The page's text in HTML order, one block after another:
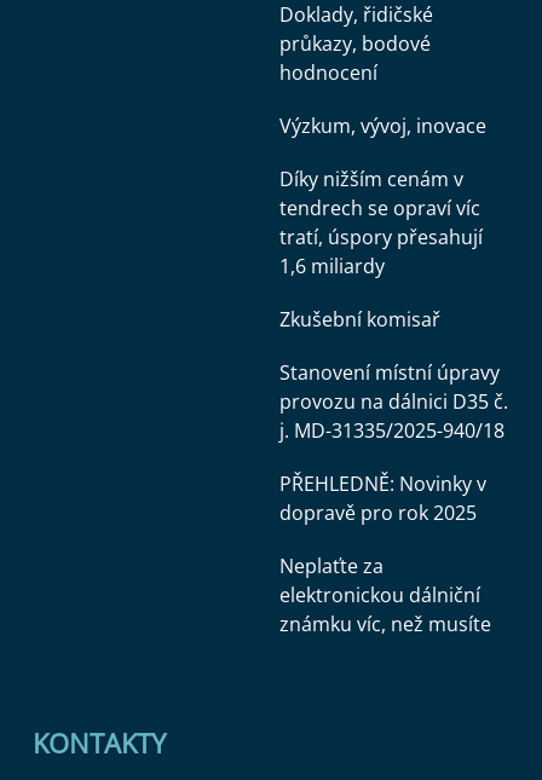
Doklady, řidičské
průkazy, bodové
hodnocení
Výzkum, vývoj, inovace
Díky nižším cenám v
tendrech se opraví víc
tratí, úspory přesahují
1,6 miliardy
Zkušební komisař
Stanovení místní úpravy
provozu na dálnici D35 č.
j. MD-31335/2025-940/18
PŘEHLEDNĚ: Novinky v
dopravě pro rok 2025
Neplaťte za
elektronickou dálniční
známku víc, než musíte
KONTAKTY